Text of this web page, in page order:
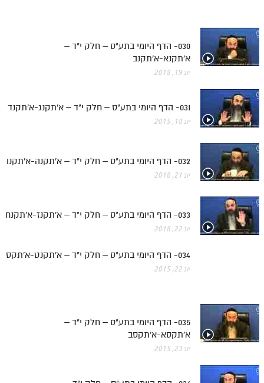
030- הדף היומי בתע"ס – חלק י"ד –
א'תקנא-א'תקנב
יונ 19, 2018
031- הדף היומי בתע"ס – חלק י"ד – א'תקנג-א'תקנד
יונ 18, 2015
032- הדף היומי בתע"ס – חלק י"ד – א'תקנה-א'תקנו
יונ 21, 2018
033- הדף היומי בתע"ס – חלק י"ד – א'תקנז-א'תקנח
יונ 22, 2018
034- הדף היומי בתע"ס – חלק י"ד – א'תקנט-א'תקס
יונ 22, 2015
035- הדף היומי בתע"ס – חלק י"ד –
א'תקסא-א'תקסב
יונ 23, 2015